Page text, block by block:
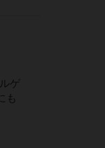
ゲ
も